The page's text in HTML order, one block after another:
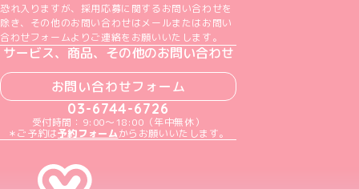
恐れ入りますが、採用応募に関するお問い合わせを
除き、その他のお問い合わせはメールまたはお問い
合わせフォームよりご連絡をお願いいたします。
サービス、商品、その他のお問い合わせ
お問い合わせフォーム
03-6744-6726
受付時間：9:00～18:00（年中無休）
＊ご予約は予約フォームからお願いいたします。